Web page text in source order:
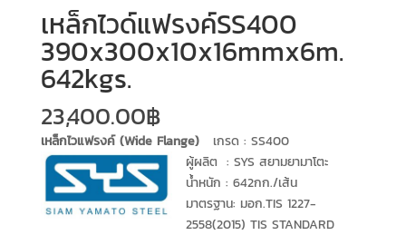
เหล็กไวด์แฟรงค์SS400
390x300x10x16mmx6m.
642kgs.
23,400.00฿
เหล็กไวแฟรงค์ (Wide Flange) เกรด : SS400
ผู้ผลิต : SYS สยามยามาโตะ
น้ำหนัก : 642กก./เส้น
มาตรฐาน: มอก.TIS 1227-
2558(2015) TIS STANDARD